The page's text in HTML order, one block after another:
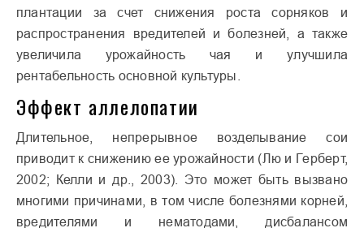
плантации за счет снижения роста сорняков и
распространения вредителей и болезней, а также
увеличила урожайность чая и улучшила
рентабельность основной культуры.
Эффект аллелопатии
Длительное, непрерывное возделывание сои
приводит к снижению ее урожайности (Лю и Герберт,
2002; Келли и др., 2003). Это может быть вызвано
многими причинами, в том числе болезнями корней,
вредителями и нематодами, дисбалансом